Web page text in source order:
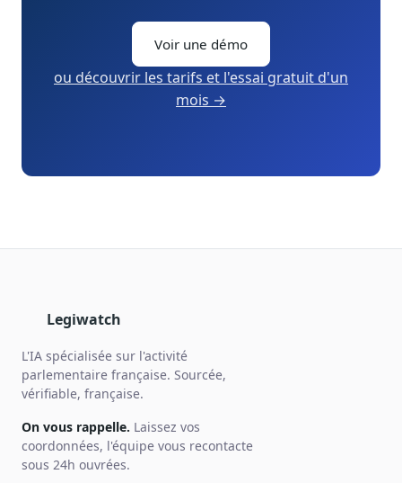
Voir une démo
ou découvrir les tarifs et l'essai gratuit d'un
mois →
Legiwatch
L'IA spécialisée sur l'activité
parlementaire française. Sourcée,
vérifiable, française.
On vous rappelle. Laissez vos
coordonnées, l'équipe vous recontacte
sous 24h ouvrées.